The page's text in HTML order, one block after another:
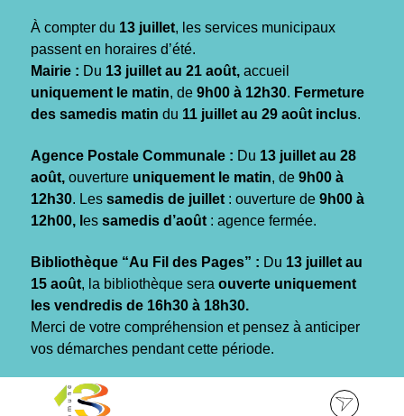
À compter du 13 juillet, les services municipaux
passent en horaires d’été.
Mairie : Du 13 juillet au 21 août, accueil
uniquement le matin, de 9h00 à 12h30. Fermeture
des samedis matin du 11 juillet au 29 août inclus.
Agence Postale Communale : Du 13 juillet au 28
août, ouverture uniquement le matin, de 9h00 à
12h30. Les samedis de juillet : ouverture de 9h00 à
12h00, l es samedis d’août : agence fermée.
Bibliothèque “Au Fil des Pages” : Du 13 juillet au
15 août, la bibliothèque sera ouverte uniquement
les vendredis de 16h30 à 18h30.
Merci de votre compréhension et pensez à anticiper
vos démarches pendant cette période.